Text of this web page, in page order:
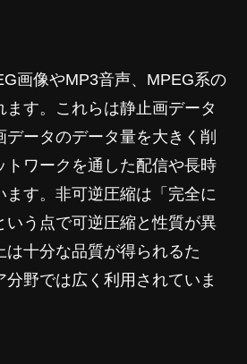
画像やMP3音声、MPEG系の
す。これらは静止画データ
ータのデータ量を大きく削
トワークを通した配信や長時
ます。非可逆圧縮は「完全に
いう点で可逆圧縮と性質が異
は十分な品質が得られるた
野では広く利用されていま